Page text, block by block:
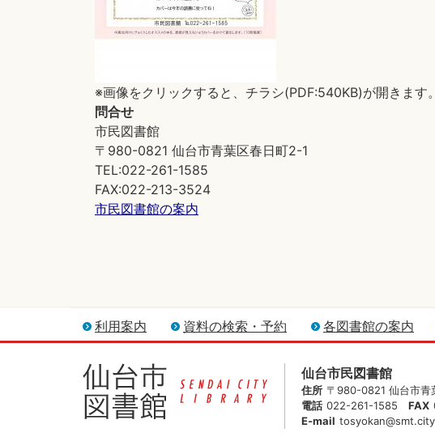
※画像をクリックすると、チラシ(PDF:540KB)が開きます。
問合せ
市民図書館
〒980-0821 仙台市青葉区春日町2-1
TEL:022-261-1585
FAX:022-213-3524
市民図書館の案内
利用案内 資料の検索・予約 各図書館の案内
仙台市民図書館
住所 〒980-0821 仙台市青
電話 022-261-1585 FAX
E-mail